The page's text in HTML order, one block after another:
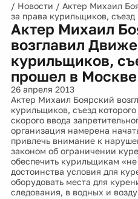
/ Новости / Актер Михаил
за права курильщиков,
Актер Михаил
возглавил
курильщиков,
прошел в
26 апреля 2013
Актер Михаил Боярский
курильщиков, съезд
скорого ввода
организация намерена
привлечь внимание к
законом об ограничении
обеспечить курильщикам
достоинства условия для
оборудовать места для
следования, в водных и